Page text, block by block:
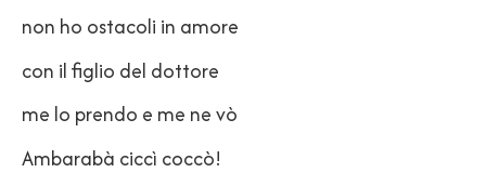
non ho ostacoli in amore
con il figlio del dottore
me lo prendo e me ne vò
Ambarabà ciccì coccò!